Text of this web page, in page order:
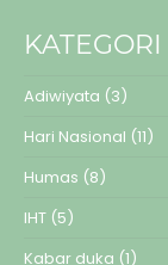
KATEGORI
Adiwiyata (3)
Hari Nasional (11)
Humas (8)
IHT (5)
Kabar duka (1)